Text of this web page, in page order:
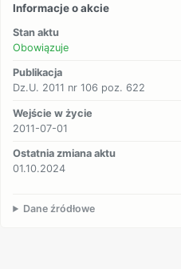
Informacje o akcie
Stan aktu
Obowiązuje
Publikacja
Dz.U. 2011 nr 106 poz. 622
Wejście w życie
2011-07-01
Ostatnia zmiana aktu
01.10.2024
Dane źródłowe